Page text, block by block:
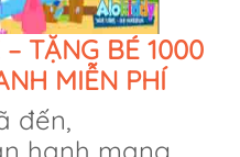
TẶNG BÉ 1000
MIỄN PHÍ
đến,